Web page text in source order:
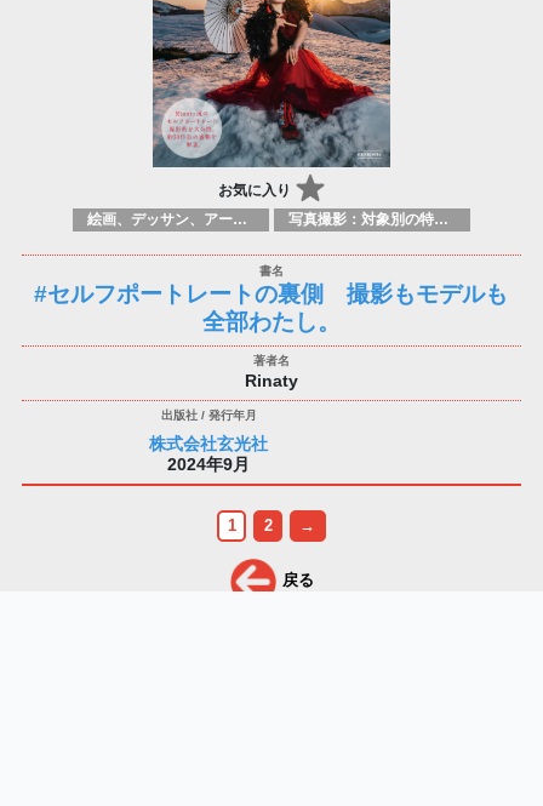
お気に入り
絵画、デッサン、アートマニュアル 写真撮影：対象別の特定のテクニック、原理
#セルフポートレートの裏側 撮影もモデルも
全部わたし。
Rinaty
株式会社玄光社
2024年9月
1 2 →
戻る